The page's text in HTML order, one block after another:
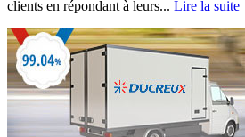
clients en répondant à leurs... Lire la suite